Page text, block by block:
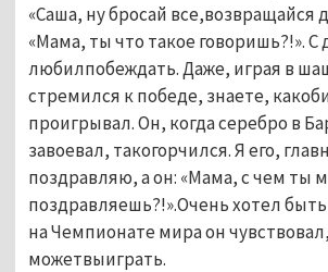
«Саша, ну бросай все,возвращайся
«Мама, ты что такое говоришь?!». С
любилпобеждать. Даже, играя в
стремился к победе, знаете,
проигрывал. Он, когда серебро в
завоевал, такогорчился. Я его,
поздравляю, а он: «Мама, с чем ты
поздравляешь?!».Очень хотел
на Чемпионате мира он
можетвыиграть.